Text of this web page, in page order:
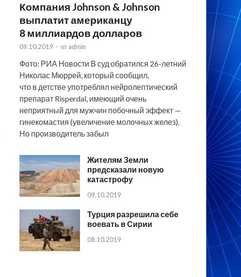
Компания Johnson & Johnson
выплатит американцу
8 миллиардов долларов
09.10.2019 - от admin
Фото: РИА Новости В суд обратился 26-летний
Николас Мюррей, который сообщил,
что в детстве употреблял нейролептический
препарат Risperdal, имеющий очень
неприятный для мужчин побочный эффект —
гинекомастия (увеличение молочных желез).
Но производитель забыл
Жителям Земли
предсказали новую
катастрофу
09.10.2019
Турция разрешила себе
воевать в Сирии
08.10.2019